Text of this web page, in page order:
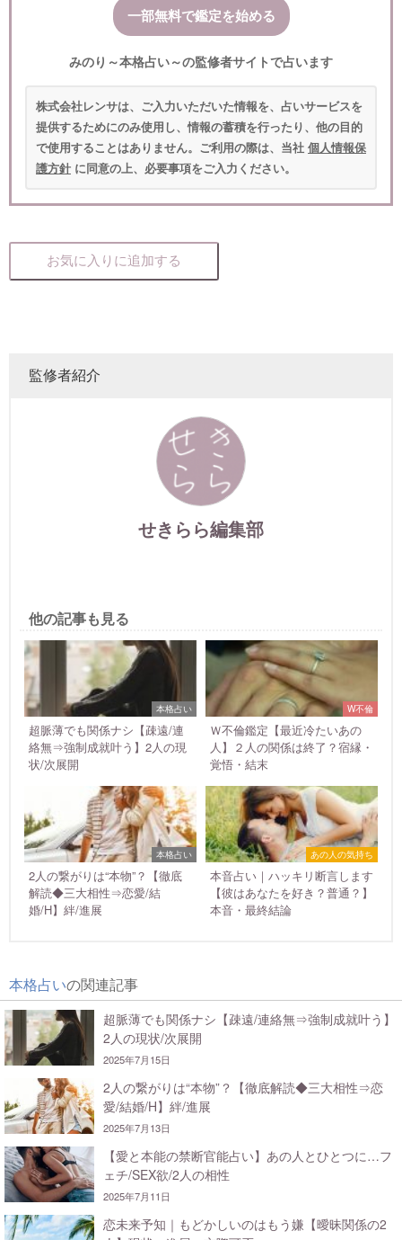
みのり～本格占い～の監修者サイトで占います
株式会社レンサは、ご入力いただいた情報を、占いサービスを
提供するためにのみ使用し、情報の蓄積を行ったり、他の目的
で使用することはありません。ご利用の際は、当社 個人情報保
護方針 に同意の上、必要事項をご入力ください。
お気に入りに追加する
監修者紹介
せきらら編集部
他の記事も見る
本格占い
超脈薄でも関係ナシ【疎遠/連
絡無⇒強制成就叶う】2人の現
状/次展開
W不倫
Ｗ不倫鑑定【最近冷たいあの
人】２人の関係は終了？宿縁・
覚悟・結末
本格占い
2人の繋がりは“本物”？【徹底
解読◆三大相性⇒恋愛/結
婚/H】絆/進展
あの人の気持ち
本音占い｜ハッキリ断言します
【彼はあなたを好き？普通？】
本音・最終結論
本格占いの関連記事
超脈薄でも関係ナシ【疎遠/連絡無⇒強制成就叶う】
2人の現状/次展開
2025年7月15日
2人の繋がりは“本物”？【徹底解読◆三大相性⇒恋
愛/結婚/H】絆/進展
2025年7月13日
【愛と本能の禁断官能占い】あの人とひとつに…フ
ェチ/SEX欲/2人の相性
2025年7月11日
恋未来予知｜もどかしいのはもう嫌【曖昧関係の2